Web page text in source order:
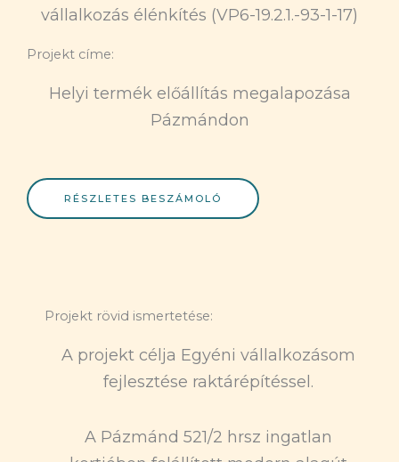
vállalkozás élénkítés (VP6-19.2.1.-93-1-17)
Projekt címe:
Helyi termék előállítás megalapozása
Pázmándon
RÉSZLETES BESZÁMOLÓ
Projekt rövid ismertetése:
A projekt célja Egyéni vállalkozásom
fejlesztése raktárépítéssel.
A Pázmánd 521/2 hrsz ingatlan